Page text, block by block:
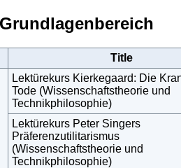
Title
Lektürekurs Kierkegaard: Die
Tode (Wissenschaftstheorie und
Technikphilosophie)
Lektürekurs Peter Singers
Präferenzutilitarismus
(Wissenschaftstheorie und
Technikphilosophie)